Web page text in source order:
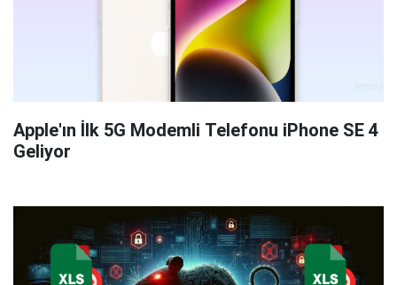
Apple'ın İlk 5G Modemli Telefonu iPhone SE 4
Geliyor